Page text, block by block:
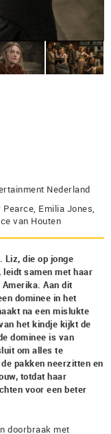
Nederland
Pearce, Emilia Jones,
van Houten
Liz, die op jonge
samen met haar
Aan dit
dominee in het
na een mislukte
het kindje kijkt de
dominee is van
om alles te
pakken neerzitten en
totdat haar
voor een beter
doorbraak met